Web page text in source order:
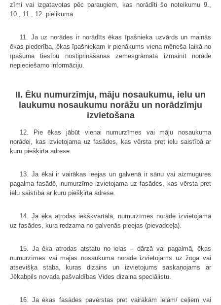
zīmi vai izgatavotas pēc paraugiem, kas norādīti šo noteikumu 9.,
10., 11., 12. pielikumā.
11. Ja uz norādes ir norādīts ēkas īpašnieka uzvārds un mainās
ēkas piederība, ēkas īpašniekam ir pienākums viena mēneša laikā no
īpašuma tiesību nostiprināšanas zemesgrāmatā izmainīt norādē
nepieciešamo informāciju.
II. Ēku numurzīmju, māju nosaukumu, ielu un
laukumu nosaukumu norāžu un norādzīmju
izvietošana
12. Pie ēkas jābūt vienai numurzīmes vai māju nosaukuma
norādei, kas izvietojama uz fasādes, kas vērsta pret ielu saistībā ar
kuru piešķirta adrese.
13. Ja ēkai ir vairākas ieejas un galvenā ir sānu vai aizmugures
pagalma fasādē, numurzīme izvietojama uz fasādes, kas vērsta pret
ielu saistībā ar kuru piešķirta adrese.
14. Ja ēka atrodas iekškvartālā, numurzīmes norāde izvietojama
uz fasādes, kura redzama no galvenās pieejas (pievadceļa).
15. Ja ēka atrodas atstatu no ielas – dārzā vai pagalmā, ēkas
numurzīmes vai mājas nosaukuma norāde izvietojams uz žoga vai
atsevišķa staba, kuras dizains un izvietojums saskaņojams ar
Jēkabpils novada pašvaldības Vides dizaina speciālistu.
16. Ja ēkas fasādes pavērstas pret vairākām ielām/ ceļiem vai